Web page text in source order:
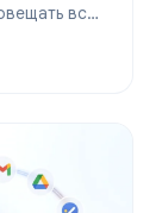
всю
Формах: как